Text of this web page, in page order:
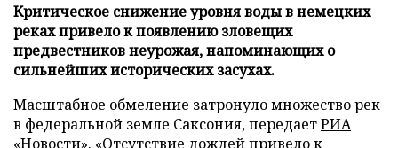
Критическое снижение уровня воды в немецких
реках привело к появлению зловещих
предвестников неурожая, напоминающих о
сильнейших исторических засухах.
Масштабное обмеление затронуло множество рек
в федеральной земле Саксония, передаетРИА
«Новости». «Отсутствие дождей привело к